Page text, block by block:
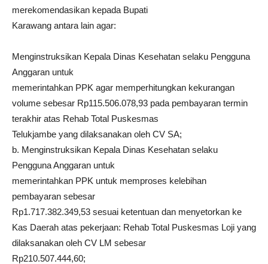
merekomendasikan kepada Bupati
Karawang antara lain agar:
Menginstruksikan Kepala Dinas Kesehatan selaku Pengguna
Anggaran untuk
memerintahkan PPK agar memperhitungkan kekurangan
volume sebesar Rp115.506.078,93 pada pembayaran termin
terakhir atas Rehab Total Puskesmas
Telukjambe yang dilaksanakan oleh CV SA;
b. Menginstruksikan Kepala Dinas Kesehatan selaku
Pengguna Anggaran untuk
memerintahkan PPK untuk memproses kelebihan
pembayaran sebesar
Rp1.717.382.349,53 sesuai ketentuan dan menyetorkan ke
Kas Daerah atas pekerjaan: Rehab Total Puskesmas Loji yang
dilaksanakan oleh CV LM sebesar
Rp210.507.444,60;